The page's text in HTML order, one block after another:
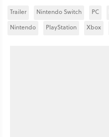
Trailer Nintendo Switch PC
Nintendo
PlayStation Xbox